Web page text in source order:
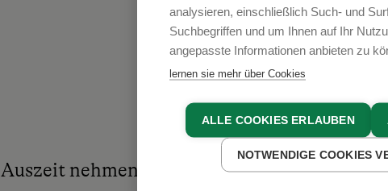
Auszeit nehmen
analysieren, einschließlich Such- und
Suchbegriffen und um Ihnen auf Ihr
angepasste Informationen anbieten zu
lernen sie mehr über Cookies
ALLE COOKIES ERLAUBEN
NOTWENDIGE COOKIES